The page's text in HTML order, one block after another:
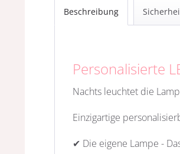
Beschreibung
Personalisierte
Nachts leuchtet die
Einzigartige
✔ Die eigene Lampe -